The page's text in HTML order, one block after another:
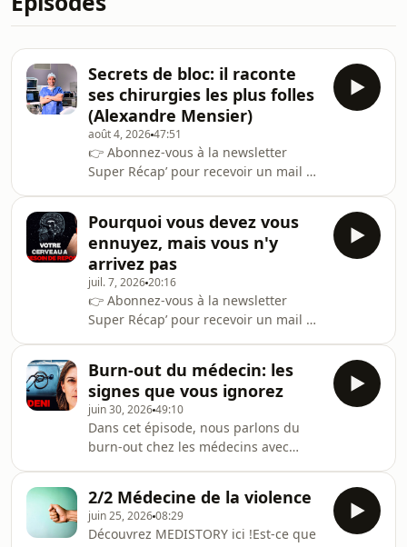
Secrets de bloc: il raconte
ses chirurgies les plus folles
(Alexandre Mensier)
août 4, 202647:51
👉 Abonnez-vous à la newsletter
Super Récap’ pour recevoir un mail à
(c'est gratuit et sans spam!):
https://superdocteurs.substack.com/Sommaire:0:07
Le requin de Tahiti2:37 Un chirurgien
face au bloc8:13 Sauver un bras en
mer9:14 Fracture ouverte au
trampoline13:48 Les cicatrices du
métier21:26 Prélèvement d’organes
traumatisant2
Pourquoi vous devez vous
ennuyez, mais vous n'y
arrivez pas
juil. 7, 202620:16
👉 Abonnez-vous à la newsletter
Super Récap’ pour recevoir un mail à
(c'est gratuit et sans spam!):
https://superdocteurs.substack.com/
Dans cet épisode, je vous parle de la
disparition progressive de l’ennui et
de la solitude intérieure, notamment
avec l’usage constant du smartphone.
Ce phénomène, appelé privation de
solitude,
Burn-out du médecin: les
signes que vous ignorez
juin 30, 202649:10
Dans cet épisode, nous parlons du
burn-out chez les médecins avec
blanche (éditions l'Archipel). Nous
revenons sur son propre parcours,
depuis les premiers signes qu’elle a
2/2 Médecine de la violence
juin 25, 202608:29
Découvrez MEDISTORY ici !Est-ce que